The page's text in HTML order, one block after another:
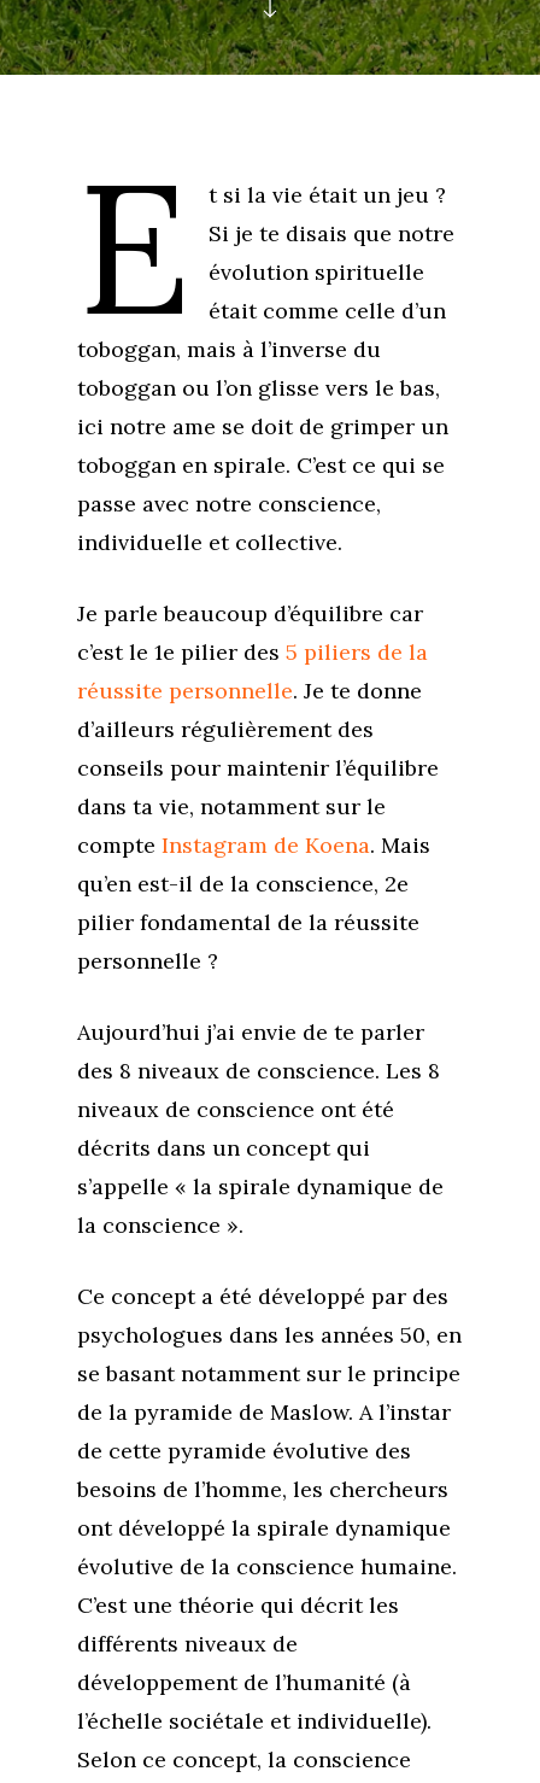
E
t si la vie était un jeu ?
Si je te disais que notre
évolution spirituelle
était comme celle d’un
toboggan, mais à l’inverse du
toboggan ou l’on glisse vers le bas,
ici notre ame se doit de grimper un
toboggan en spirale. C’est ce qui se
passe avec notre conscience,
individuelle et collective.
Je parle beaucoup d’équilibre car
c’est le 1e pilier des 5 piliers de la
réussite personnelle. Je te donne
d’ailleurs régulièrement des
conseils pour maintenir l’équilibre
dans ta vie, notamment sur le
compte Instagram de Koena. Mais
qu’en est-il de la conscience, 2e
pilier fondamental de la réussite
personnelle ?
Aujourd’hui j’ai envie de te parler
des 8 niveaux de conscience. Les 8
niveaux de conscience ont été
décrits dans un concept qui
s’appelle « la spirale dynamique de
la conscience ».
Ce concept a été développé par des
psychologues dans les années 50, en
se basant notamment sur le principe
de la pyramide de Maslow. A l’instar
de cette pyramide évolutive des
besoins de l’homme, les chercheurs
ont développé la spirale dynamique
évolutive de la conscience humaine.
C’est une théorie qui décrit les
différents niveaux de
développement de l’humanité (à
l’échelle sociétale et individuelle).
Selon ce concept, la conscience